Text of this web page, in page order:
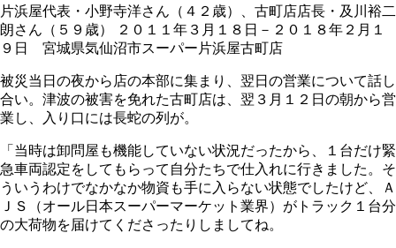
片浜屋代表・小野寺洋さん（４２歳）、古町店店長・及川裕二
朗さん（５９歳）
２０１１年３月１８日－２０１８年２月１
９日 宮城県気仙沼市スーパー片浜屋古町店
被災当日の夜から店の本部に集まり、翌日の営業について話し
合い。津波の被害を免れた古町店は、翌３月１２日の朝から営
業し、入り口には長蛇の列が。
「当時は卸問屋も機能していない状況だったから、１台だけ緊
急車両認定をしてもらって自分たちで仕入れに行きました。そ
ういうわけでなかなか物資も手に入らない状態でしたけど、Ａ
ＪＳ（オール日本スーパーマーケット業界）がトラック１台分
の大荷物を届けてくださったりしましてね。